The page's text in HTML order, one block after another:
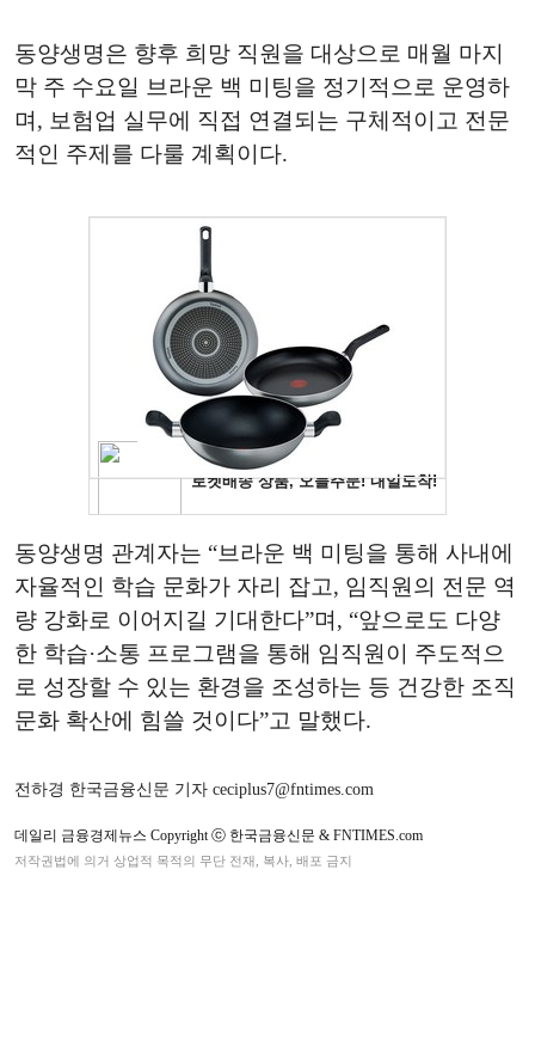
동양생명은 향후 희망 직원을 대상으로 매월 마지
막 주 수요일 브라운 백 미팅을 정기적으로 운영하
며, 보험업 실무에 직접 연결되는 구체적이고 전문
적인 주제를 다룰 계획이다.
동양생명 관계자는 “브라운 백 미팅을 통해 사내에
자율적인 학습 문화가 자리 잡고, 임직원의 전문 역
량 강화로 이어지길 기대한다”며, “앞으로도 다양
한 학습·소통 프로그램을 통해 임직원이 주도적으
로 성장할 수 있는 환경을 조성하는 등 건강한 조직
문화 확산에 힘쓸 것이다”고 말했다.
전하경 한국금융신문 기자 ceciplus7@fntimes.com
데일리 금융경제뉴스 Copyright ⓒ 한국금융신문 & FNTIMES.com
저작권법에 의거 상업적 목적의 무단 전재, 복사, 배포 금지